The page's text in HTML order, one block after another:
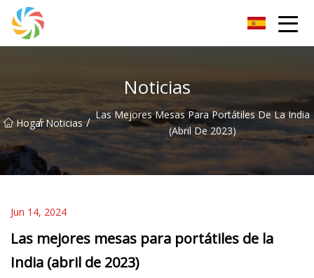
Noticias
Hogar
/ Noticias / Las Mejores Mesas Para Portátiles De La India
(abril De 2023)
Jun 14, 2024
Las mejores mesas para portátiles de la
India (abril de 2023)